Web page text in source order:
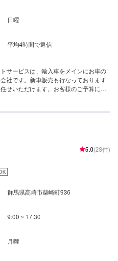
日曜
平均4時間で返信
サービスは、輸入車をメインにお車の
社です。新車販売も行なっております
せいただけます。お客様のご予算に応
5.0(28件)
群馬県高崎市柴崎町936
9:00 ~ 17:30
月曜